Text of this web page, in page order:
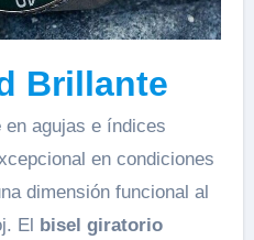
Brillante
en agujas e índices
en condiciones
dimensión funcional al
El
bisel giratorio